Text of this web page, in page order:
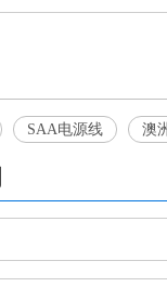
SAA电源线 澳